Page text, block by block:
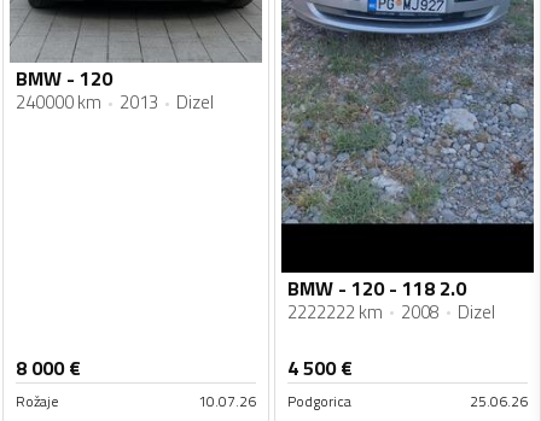
BMW - 120
240000 km 2013 Dizel
8 000€
Rožaje 10.07.26
BMW - 120 - 118 2.0
2222222 km 2008 Dizel
4 500€
Podgorica 25.06.26